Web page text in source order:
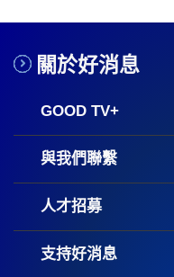
關於好消息
GOOD TV+
與我們聯繫
人才招募
支持好消息